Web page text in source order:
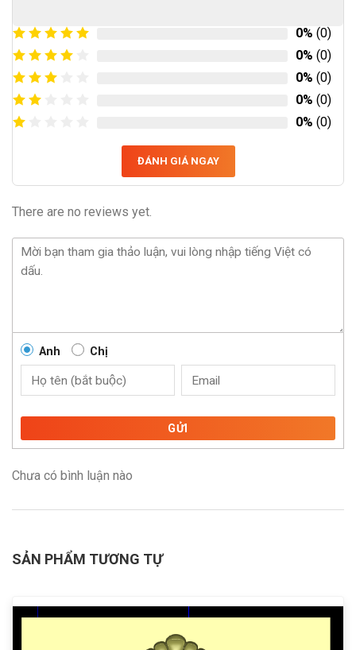
0% (0)
0% (0)
0% (0)
0% (0)
0% (0)
ĐÁNH GIÁ NGAY
There are no reviews yet.
Anh Chị
GỬI
Chưa có bình luận nào
SẢN PHẨM TƯƠNG TỰ